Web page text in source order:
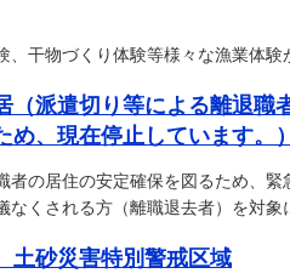
、干物づくり体験等様々な漁業体験
（派遣切り等による離退職
め、現在停止しています。）
者の居住の安定確保を図るため、
なくされる方（離職退去者）を対
土砂災害特別警戒区域